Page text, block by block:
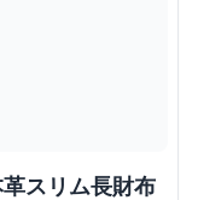
スリム長財布